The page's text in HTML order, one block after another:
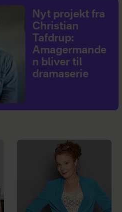
Nyt projekt fra
Christian
Tafdrup:
Amagermande
n bliver til
dramaserie